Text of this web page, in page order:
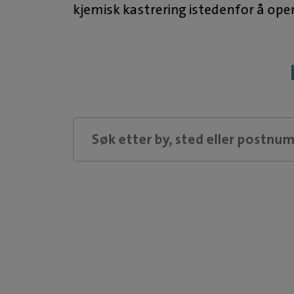
kjemisk kastrering istedenfor å